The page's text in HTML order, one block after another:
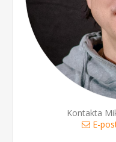
Kontakta
E-